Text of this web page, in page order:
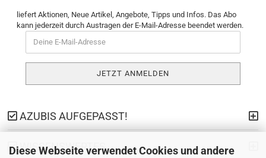
Diese Webseite verwendet Cookies und andere
liefert Aktionen, Neue Artikel, Angebote, Tipps und Infos. Das Abo
kann jederzeit durch Austragen der E-Mail-Adresse beendet werden.
AZUBIS AUFGEPASST!
WISSENSWERTES